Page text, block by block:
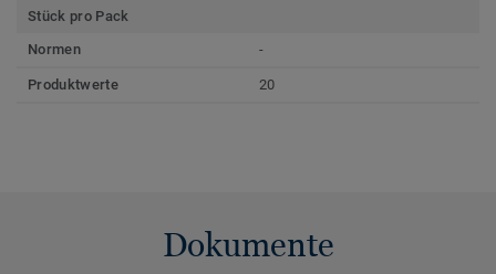
Stück pro Pack
Normen
-
Produktwerte 20
Dokumente